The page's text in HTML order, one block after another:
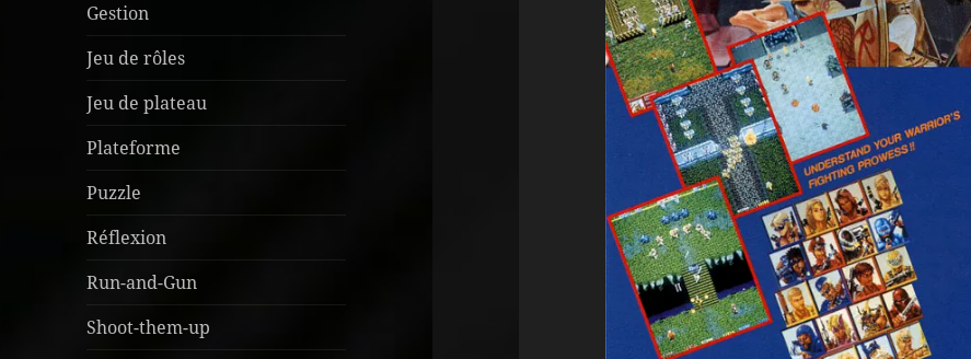
Gestion
Jeu de rôles
Jeu de plateau
Plateforme
Puzzle
Réflexion
Run-and-Gun
Shoot-them-up